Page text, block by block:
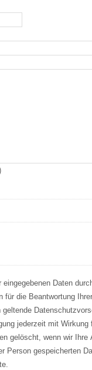
für die Beantwortung
jederzeit mit
gelöscht, wenn wir
Person gespeicherten